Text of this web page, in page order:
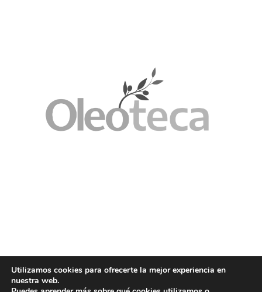
Utilizamos cookies para ofrecerte la mejor experiencia en
nuestra web.